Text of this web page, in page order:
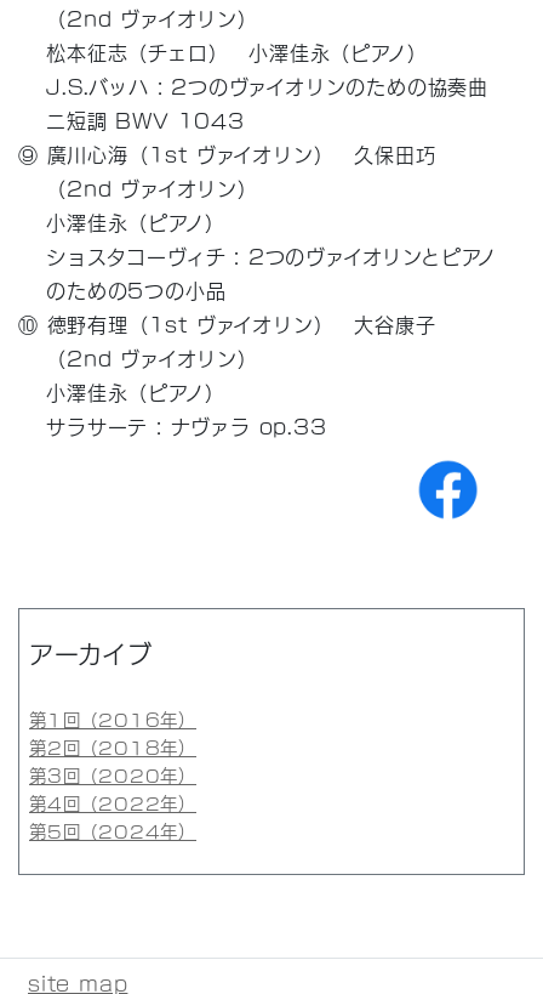
（2nd ヴァイオリン）
松本征志（チェロ） 小澤佳永（ピアノ）
J.S.バッハ : 2つのヴァイオリンのための協奏曲
ニ短調 BWV 1043
⑨ 廣川心海（1st ヴァイオリン） 久保田巧
（2nd ヴァイオリン）
小澤佳永（ピアノ）
ショスタコーヴィチ : 2つのヴァイオリンとピアノ
のための5つの小品
⑩ 徳野有理（1st ヴァイオリン） 大谷康子
（2nd ヴァイオリン）
小澤佳永（ピアノ）
サラサーテ : ナヴァラ op.33
アーカイブ
第1回（2016年）
第2回（2018年）
第3回（2020年）
第4回（2022年）
第5回（2024年）
site map